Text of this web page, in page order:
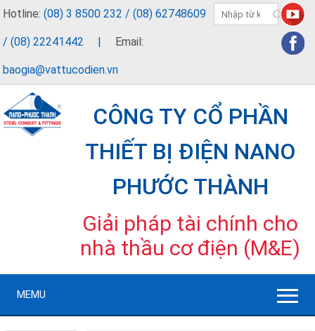
Hotline:(08) 3 8500 232 / (08) 62748609
/ (08) 22241442 | Email:
baogia@vattucodien.vn
CÔNG TY CỔ PHẦN
THIẾT BỊ ĐIỆN NANO
PHƯỚC THÀNH
Giải pháp tài chính cho
nhà thầu cơ điện (M&E)
MEMU